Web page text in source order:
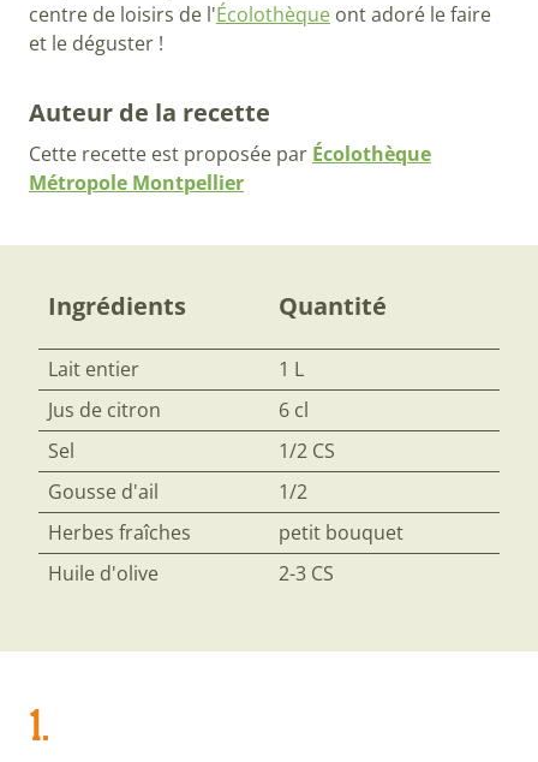
centre de loisirs de l'Écolothèque ont adoré le faire
et le déguster !
Auteur de la recette
Cette recette est proposée par Écolothèque
Métropole Montpellier
Ingrédients Quantité
Lait entier
1 L
Jus de citron
6 cl
Sel
1/2 CS
Gousse d'ail
1/2
Herbes fraîches
petit bouquet
Huile d'olive
2-3 CS
1.